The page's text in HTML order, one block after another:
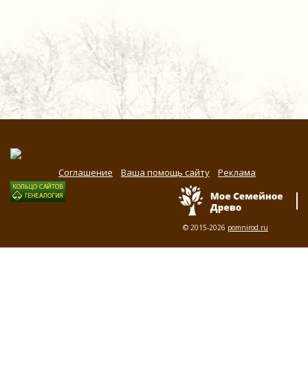
Соглашение Ваша помощь сайту Реклама
© 2015-2026 pomnirod.ru